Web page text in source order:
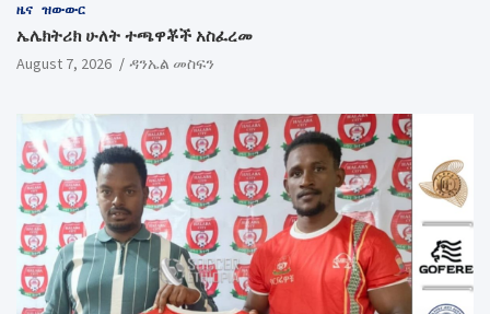
ዜና ዝውውር
ኤሌክትሪክ ሁለት ተጫዋቾች አስፈረመ
August 7, 2026 ዳንኤል መስፍን